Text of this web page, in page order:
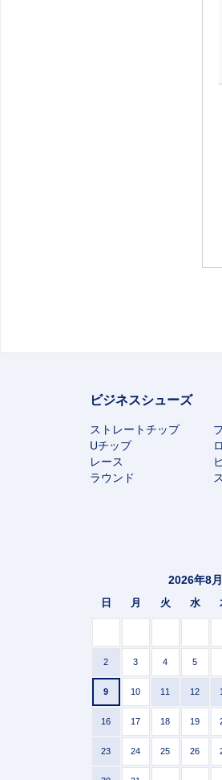
ビジネスシューズ
ストレートチップ
Uチップ
レース
ラウンド
2026年8月
日 月 火 水
2 3 4 5
9 10 11 12
16 17 18 19
23 24 25 26